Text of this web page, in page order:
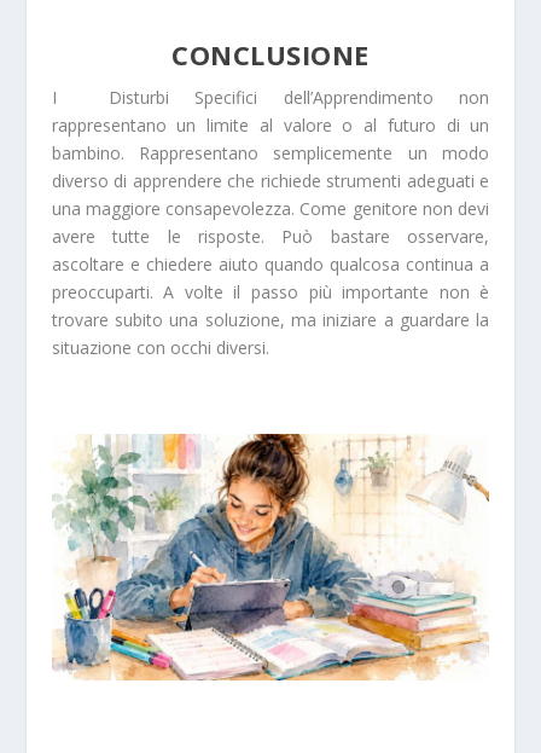
CONCLUSIONE
I Disturbi Specifici dell’Apprendimento non
rappresentano un limite al valore o al futuro di un
bambino. Rappresentano semplicemente un modo
diverso di apprendere che richiede strumenti adeguati e
una maggiore consapevolezza. Come genitore non devi
avere tutte le risposte. Può bastare osservare,
ascoltare e chiedere aiuto quando qualcosa continua a
preoccuparti. A volte il passo più importante non è
trovare subito una soluzione, ma iniziare a guardare la
situazione con occhi diversi.